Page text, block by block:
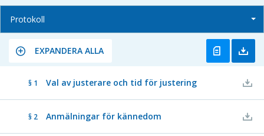
Protokoll
EXPANDERA ALLA
§ 1 Val av justerare och tid för justering
§ 2 Anmälningar för kännedom